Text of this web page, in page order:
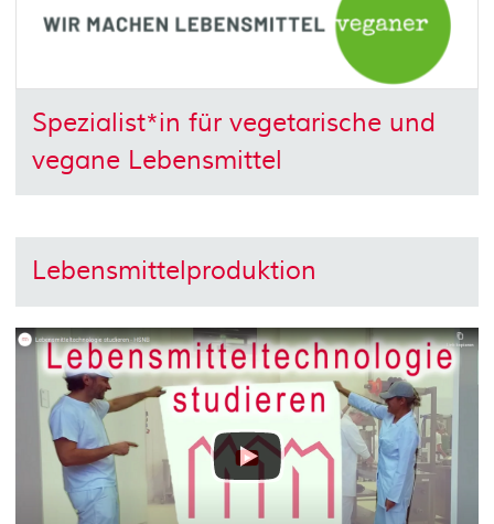
Spezialist*in für vegetarische und
vegane Lebensmittel
Lebensmittelproduktion